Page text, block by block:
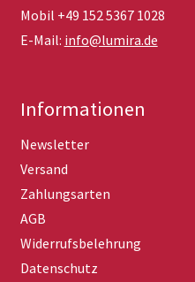
Mobil +49 152 5367 1028
E-Mail: info@lumira.de
Informationen
Newsletter
Versand
Zahlungsarten
AGB
Widerrufsbelehrung
Datenschutz